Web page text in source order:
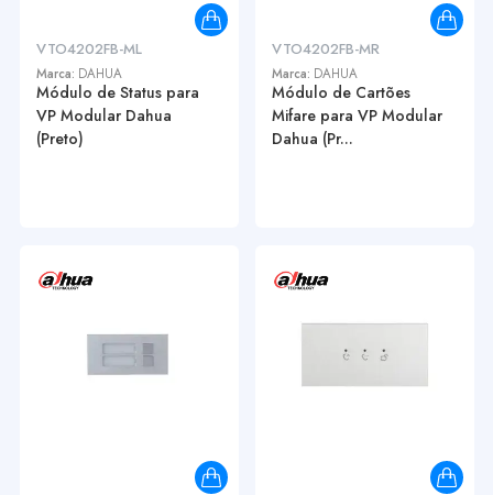
VTO4202FB-ML
Marca: DAHUA
Módulo de Status para
VP Modular Dahua
(Preto)
VTO4202FB-MR
Marca: DAHUA
Módulo de Cartões
Mifare para VP Modular
Dahua (Pr...